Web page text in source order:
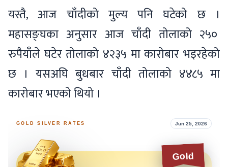
यस्तै, आज चाँदीको मुल्य पनि घटेको छ ।
महासङ्घका अनुसार आज चाँदी तोलाको २५०
रुपैयाँले घटेर तोलाको ४२३५ मा कारोबार भइरहेको
छ । यसअघि बुधबार चाँदी तोलाको ४४८५ मा
कारोबार भएको थियो ।